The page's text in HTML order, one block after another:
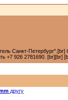
Санкт-
+7 926 2781690. [br][br]
другу